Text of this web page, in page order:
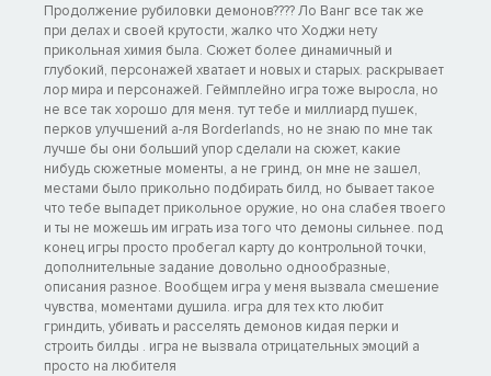
Продолжение рубиловки демонов???? Ло Ванг все так же
при делах и своей крутости, жалко что Ходжи нету
прикольная химия была. Сюжет более динамичный и
глубокий, персонажей хватает и новых и старых. раскрывает
лор мира и персонажей. Геймплейно игра тоже выросла, но
не все так хорошо для меня. тут тебе и миллиард пушек,
перков улучшений а-ля Borderlands, но не знаю по мне так
лучше бы они больший упор сделали на сюжет, какие
нибудь сюжетные моменты, а не гринд, он мне не зашел,
местами было прикольно подбирать билд, но бывает такое
что тебе выпадет прикольное оружие, но она слабея твоего
и ты не можешь им играть иза того что демоны сильнее. под
конец игры просто пробегал карту до контрольной точки,
дополнительные задание довольно однообразные,
описания разное. Вообщем игра у меня вызвала смешение
чувства, моментами душила. игра для тех кто любит
гриндить, убивать и расселять демонов кидая перки и
строить билды . игра не вызвала отрицательных эмоций а
просто на любителя